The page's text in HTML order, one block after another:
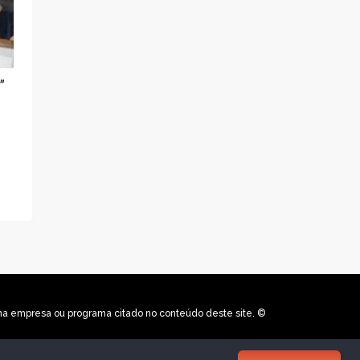
empresa ou programa citado no conteúdo deste site. ©